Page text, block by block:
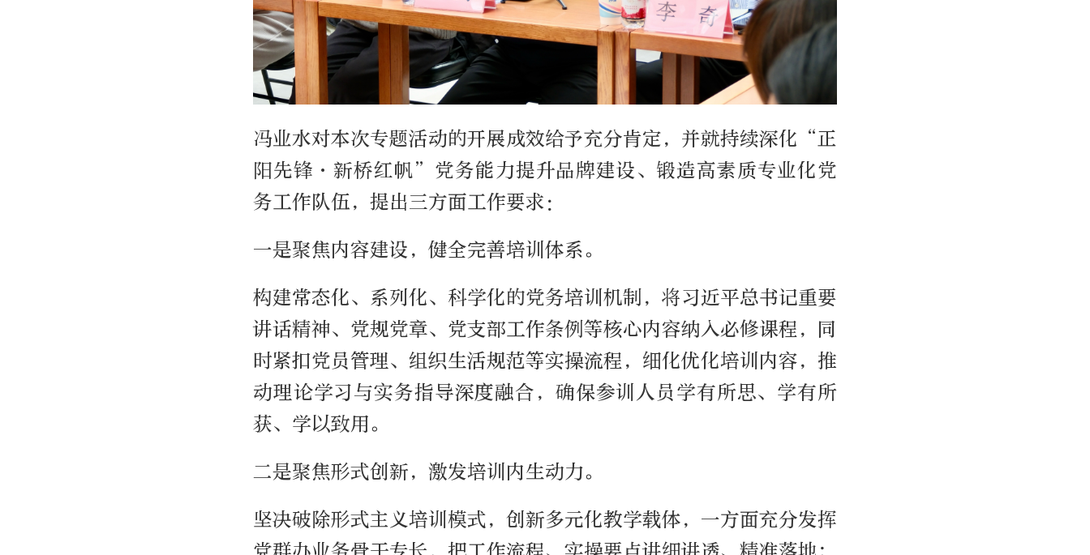
冯业水对本次专题活动的开展成效给予充分肯定，并就持续深化“正
阳先锋·新桥红帆”党务能力提升品牌建设、锻造高素质专业化党
务工作队伍，提出三方面工作要求：
一是聚焦内容建设，健全完善培训体系。
构建常态化、系列化、科学化的党务培训机制，将习近平总书记重要
讲话精神、党规党章、党支部工作条例等核心内容纳入必修课程，同
时紧扣党员管理、组织生活规范等实操流程，细化优化培训内容，推
动理论学习与实务指导深度融合，确保参训人员学有所思、学有所
获、学以致用。
二是聚焦形式创新，激发培训内生动力。
坚决破除形式主义培训模式，创新多元化教学载体，一方面充分发挥